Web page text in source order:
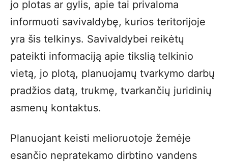
jo plotas ar gylis, apie tai privaloma
informuoti savivaldybę, kurios teritorijoje
yra šis telkinys. Savivaldybei reikėtų
pateikti informaciją apie tikslią telkinio
vietą, jo plotą, planuojamų tvarkymo darbų
pradžios datą, trukmę, tvarkančių juridinių
asmenų kontaktus.
Planuojant keisti melioruotoje žemėje
esančio nepratekamo dirbtino vandens